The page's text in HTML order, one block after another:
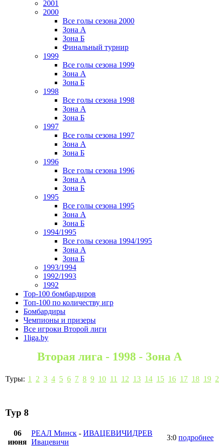
2001
2000
Все голы сезона 2000
Зона А
Зона Б
Финальный турнир
1999
Все голы сезона 1999
Зона А
Зона Б
1998
Все голы сезона 1998
Зона А
Зона Б
1997
Все голы сезона 1997
Зона А
Зона Б
1996
Все голы сезона 1996
Зона А
Зона Б
1995
Все голы сезона 1995
Зона А
Зона Б
1994/1995
Все голы сезона 1994/1995
Зона А
Зона Б
1993/1994
1992/1993
1992
Top-100 бомбардиров
Топ-100 по количеству игр
Бомбардиры
Чемпионы и призеры
Все игроки Второй лиги
1liga.by
Вторая лига - 1998 - Зона А
Туры: 1 2 3 4 5 6 7 8 9 10 11 12 13 14 15 16 17 18 19
Тур 8
06
июня
РЕАЛ Минск - ИВАЦЕВИЧИДРЕВ
Ивацевичи
3:0 подробнее